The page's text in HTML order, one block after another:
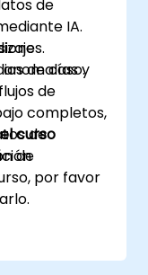
de
IA.
y
completos,
de
de
de caso.
de
curso
por favor